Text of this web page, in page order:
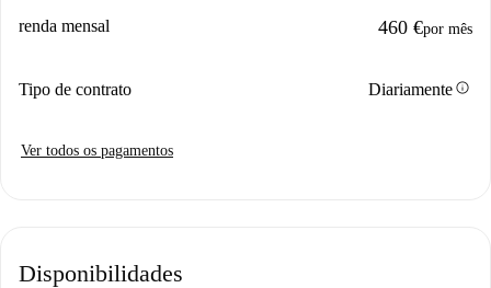
renda mensal 460 €por mês
Tipo de contrato Diariamenteinfo
Ver todos os pagamentos
Disponibilidades